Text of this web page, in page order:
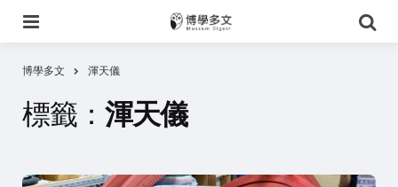
尋
博學多文 渾天儀
標籤： 渾天儀